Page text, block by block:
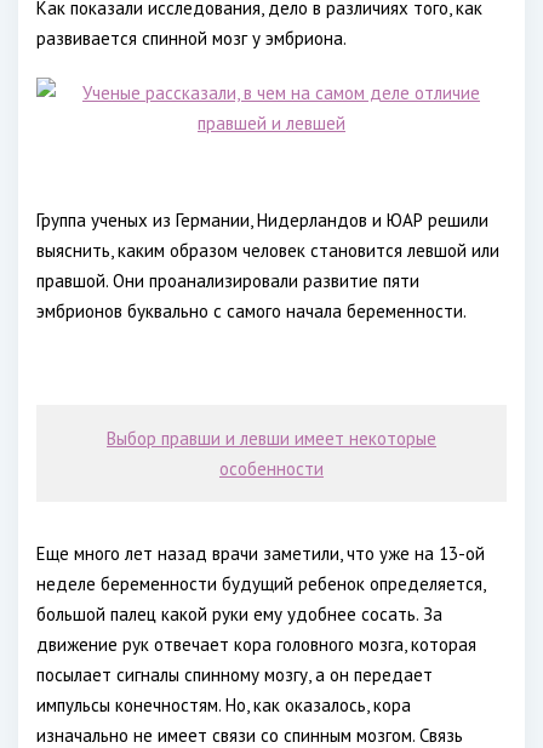
Как показали исследования, дело в различиях того, как
развивается спинной мозг у эмбриона.
Группа ученых из Германии, Нидерландов и ЮАР решили
выяснить, каким образом человек становится левшой или
правшой. Они проанализировали развитие пяти
эмбрионов буквально с самого начала беременности.
Выбор правши и левши имеет некоторые
особенности
Еще много лет назад врачи заметили, что уже на 13-ой
неделе беременности будущий ребенок определяется,
большой палец какой руки ему удобнее сосать. За
движение рук отвечает кора головного мозга, которая
посылает сигналы спинному мозгу, а он передает
импульсы конечностям. Но, как оказалось, кора
изначально не имеет связи со спинным мозгом. Связь